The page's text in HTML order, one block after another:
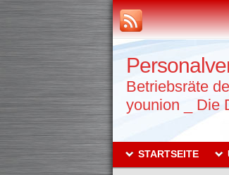
Betriebsräte
younion _ Die
STARTSEITE